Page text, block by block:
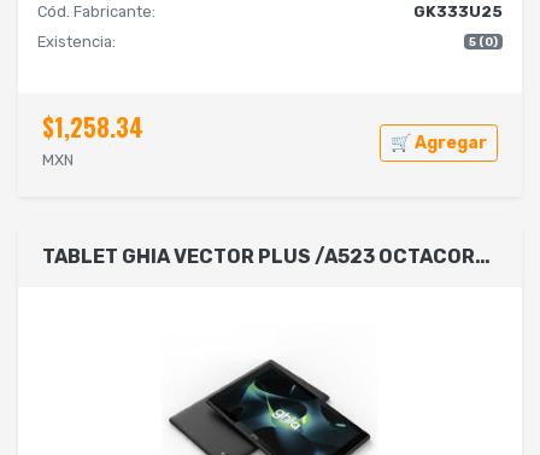
Cód. Fabricante:
GK333U25
Existencia:
5 (0)
$1,258.34
MXN
🛒 Agregar
TABLET GHIA VECTOR PLUS /A523 OCTACORE/4GB RAM/64GB /2CAM/WIFI/BLUETOOTH/5000MAH/ANDROID 13 NEGRA